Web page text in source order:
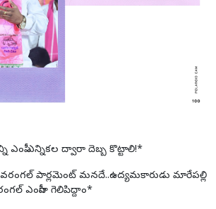
ఎంపీ ఎన్నికల ద్వారా దెబ్బ కొట్టాలి!*
వరంగల్ పార్లమెంట్ మనదే..ఉద్యమకారుడు మారేపల్లి
ఎంపీగా గెలిపిద్దాం*